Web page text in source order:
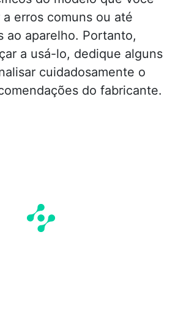
erros comuns ou até
ao aparelho. Portanto,
a usá-lo, dedique alguns
cuidadosamente o
do fabricante.